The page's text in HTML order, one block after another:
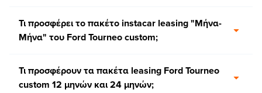
Τι προσφέρει το πακέτο instacar leasing "Μήνα-
Μήνα" του Ford Tourneo custom;
Τι προσφέρουν τα πακέτα leasing Ford Tourneo
custom 12 μηνών και 24 μηνών;